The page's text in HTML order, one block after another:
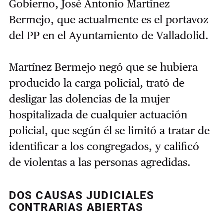
Gobierno, José Antonio Martínez
Bermejo, que actualmente es el portavoz
del PP en el Ayuntamiento de Valladolid.
Martínez Bermejo negó que se hubiera
producido la carga policial, trató de
desligar las dolencias de la mujer
hospitalizada de cualquier actuación
policial, que según él se limitó a tratar de
identificar a los congregados, y calificó
de violentas a las personas agredidas.
DOS CAUSAS JUDICIALES
CONTRARIAS ABIERTAS